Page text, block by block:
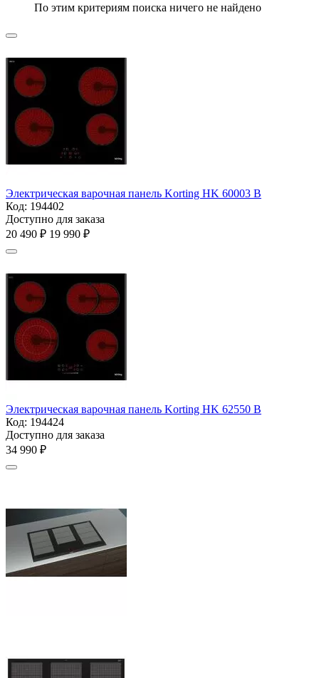
По этим критериям поиска ничего не найдено
Электрическая варочная панель Korting HK 60003 B
Код: 194402
Доступно для заказа
20 490 ₽ 19 990 ₽
Электрическая варочная панель Korting HK 62550 B
Код: 194424
Доступно для заказа
34 990 ₽